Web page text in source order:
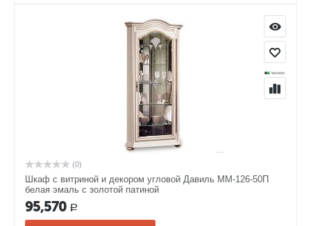
(0)
Шкаф с витриной и декором угловой Давиль ММ-126-50П
белая эмаль с золотой патиной
95,570 Р